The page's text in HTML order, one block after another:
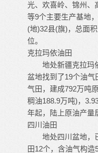
光、欢喜岭、锦州、
等9个主要生产基地
(地)32县(旗)，总面
位。
克拉玛依油田
地处新疆克拉玛依
盆地找到了19个油气
气田，建成792万吨
稠油188.9万吨)，
年起，陆上原油产量
四川油田
地处四川盆地，已
田12个，含油气构造